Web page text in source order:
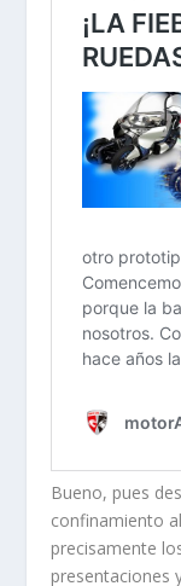
Bueno, pues
confinamiento
precisamente
presentaciones